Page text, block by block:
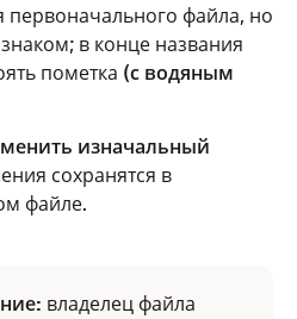
первоначального файла, но
в конце названия
пометка (с водяным
изначальный
сохранятся в
файле.
владелец файла